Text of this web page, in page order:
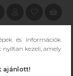
és információk
kezeli, amely
ajánlott!